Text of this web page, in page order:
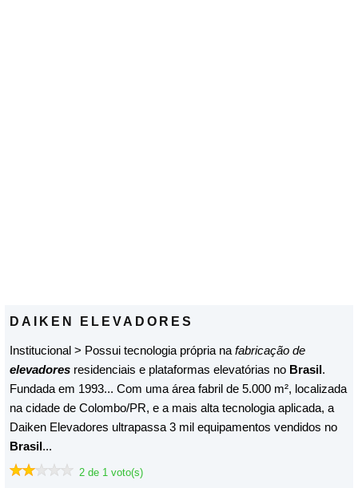
DAIKEN ELEVADORES
Institucional > Possui tecnologia própria na fabricação de
elevadores residenciais e plataformas elevatórias no Brasil.
Fundada em 1993... Com uma área fabril de 5.000 m², localizada
na cidade de Colombo/PR, e a mais alta tecnologia aplicada, a
Daiken Elevadores ultrapassa 3 mil equipamentos vendidos no
Brasil...
2 de 1 voto(s)